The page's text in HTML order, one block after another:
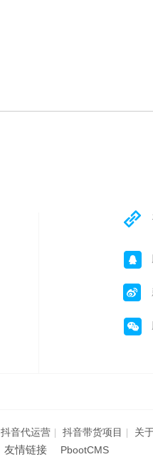
抖音代运营 抖音带货项目 关
友情链接： PbootCMS